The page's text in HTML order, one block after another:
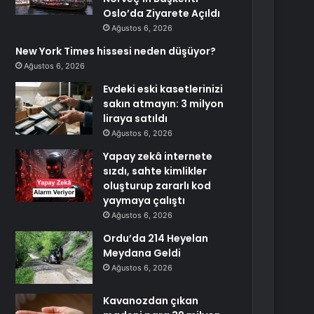
Oslo’da Ziyarete Açıldı
Ağustos 6, 2026
New York Times hissesi neden düşüyor?
Ağustos 6, 2026
Evdeki eski kasetlerinizi
sakın atmayın: 3 milyon
liraya satıldı
Ağustos 6, 2026
Yapay zekâ internete
sızdı, sahte kimlikler
oluşturup zararlı kod
yaymaya çalıştı
Ağustos 6, 2026
Ordu’da 214 Heyelan
Meydana Geldi
Ağustos 6, 2026
Kavanozdan çıkan